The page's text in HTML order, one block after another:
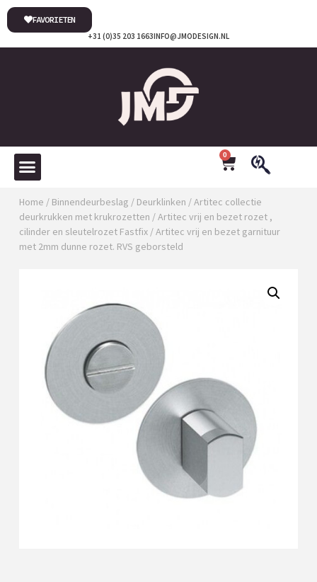
INFO@JMODESIGN.NL
+31 (0)35 203 1663
FAVORIETEN
0
Home / Binnendeurbeslag / Deurklinken /Artitec collectie
deurkrukken met krukrozetten /Artitec vrij en bezet rozet ,
cilinder en sleutelrozet Fastfix/ Artitec vrij en bezet garnituur
met 2mm dunne rozet. RVS geborsteld